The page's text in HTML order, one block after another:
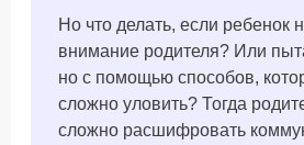
Но что делать, если ребенок
внимание родителя? Или
но с помощью способов,
сложно уловить? Тогда
сложно расшифровать